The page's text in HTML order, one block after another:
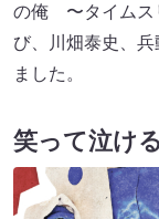
の俺 〜タイムス
び、川畑泰史、
ました。
笑って泣け